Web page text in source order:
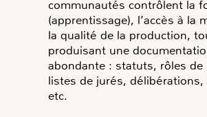
communautés contrôlent la
(apprentissage), l’accès à la
la qualité de la production,
produisant une
abondante : statuts, rôles de
listes de jurés, délibérations,
etc.